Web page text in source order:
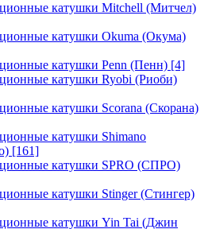
катушки Mitchell (Митчел)
катушки Okuma (Окума)
катушки Penn (Пенн) [4]
катушки Ryobi (Риоби)
катушки Scorana (Скорана)
катушки Shimano
[161]
катушки SPRO (СПРО)
катушки Stinger (Стингер)
катушки Yin Tai (Джин